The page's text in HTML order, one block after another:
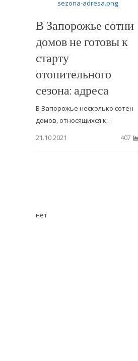
В Запорожье сотни
домов не готовы к
старту
отопительного
сезона: адреса
В Запорожье несколько сотен
домов, относящихся к…
21.10.2021
407
нет